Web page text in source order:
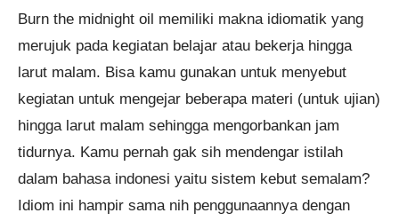
Burn the midnight oil memiliki makna idiomatik yang
merujuk pada kegiatan belajar atau bekerja hingga
larut malam. Bisa kamu gunakan untuk menyebut
kegiatan untuk mengejar beberapa materi (untuk ujian)
hingga larut malam sehingga mengorbankan jam
tidurnya. Kamu pernah gak sih mendengar istilah
dalam bahasa indonesi yaitu sistem kebut semalam?
Idiom ini hampir sama nih penggunaannya dengan